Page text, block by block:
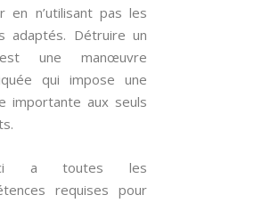
en n’utilisant pas les
adaptés. Détruire un
une manœuvre
qui impose une
importante aux seuls
ci a toutes les
requises pour